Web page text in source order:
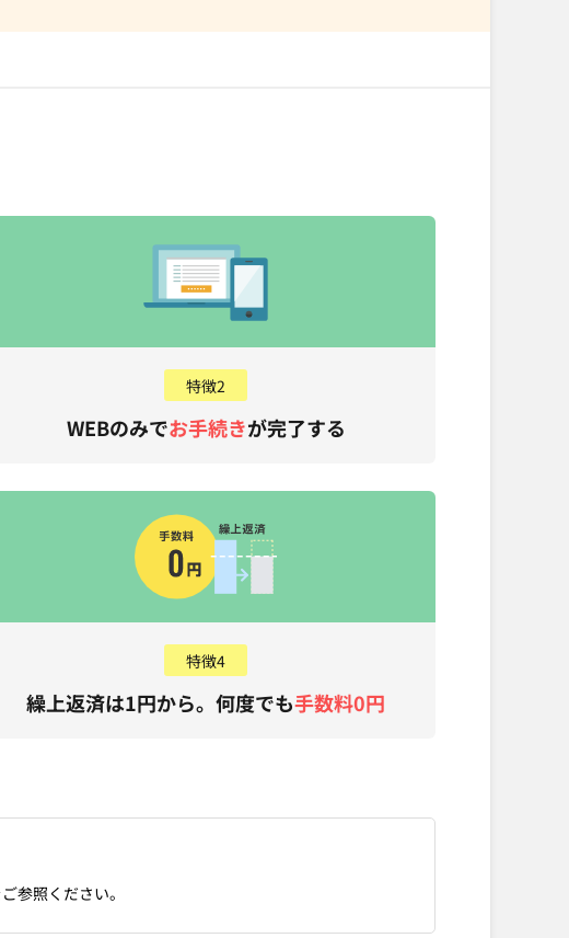
特徴2
WEBのみでお手続きが完了する
特徴4
繰上返済は1円から。何度でも手数料0円
参照ください。